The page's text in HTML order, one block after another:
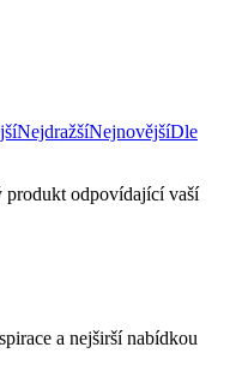
NejdražšíNejnovějšíDle
produkt odpovídající vaší
a nejširší nabídkou